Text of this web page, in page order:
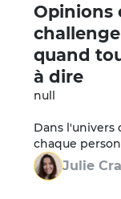
Opinions
quand
à dire
null
Dans l'univers
chaque
ingrédient à la
moutarde…
Julie